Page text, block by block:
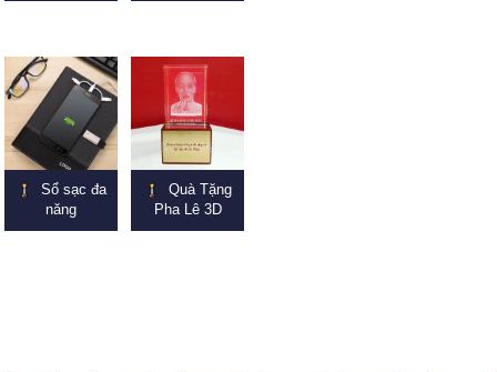
Sổ sạc đa
năng
Quà Tặng
Pha Lê 3D